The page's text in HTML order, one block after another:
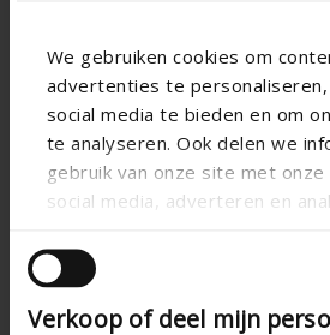
We gebruiken cookies om
advertenties te
social media te bieden en om
te analyseren. Ook delen we
gebruik van onze site met
social media, adverteren en
andere informatie die u aan ze
die ze hebben verzameld op
van hun services.
Verkoop of deel mijn